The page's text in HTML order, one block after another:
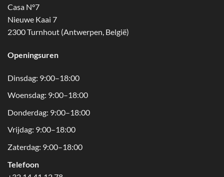
Casa N°7
Nieuwe Kaai 7
2300 Turnhout (Antwerpen, België)
Openingsuren
Dinsdag: 9:00–18:00
Woensdag: 9:00–18:00
Donderdag: 9:00–18:00
Vrijdag: 9:00–18:00
Zaterdag: 9:00–18:00
Telefoon